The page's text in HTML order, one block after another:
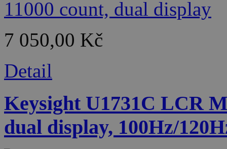
7 050,00 Kč
Detail
Keysight U1731C LCR
dual display, 100Hz/